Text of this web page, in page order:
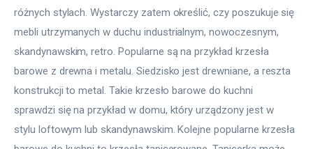
różnych stylach. Wystarczy zatem określić, czy poszukuje się
mebli utrzymanych w duchu industrialnym, nowoczesnym,
skandynawskim, retro. Popularne są na przykład krzesła
barowe z drewna i metalu. Siedzisko jest drewniane, a reszta
konstrukcji to metal. Takie krzesło barowe do kuchni
sprawdzi się na przykład w domu, który urządzony jest w
stylu loftowym lub skandynawskim. Kolejne popularne krzesła